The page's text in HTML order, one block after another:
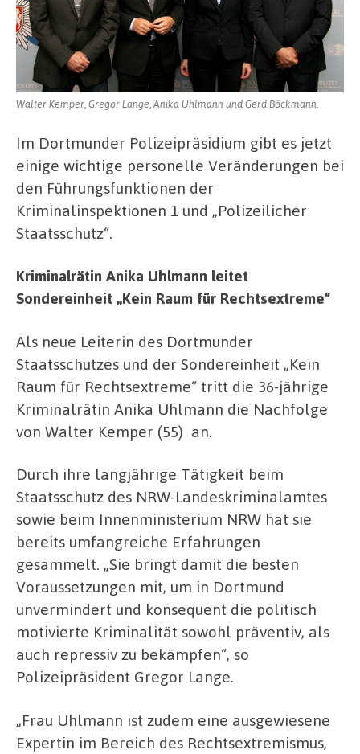
Walter Kemper, Gregor Lange, Anika Uhlmann und Gerd Böckmann.
Im Dortmunder Polizeipräsidium gibt es jetzt
einige wichtige personelle Veränderungen bei
den Führungsfunktionen der
Kriminalinspektionen 1 und „Polizeilicher
Staatsschutz“.
Kriminalrätin Anika Uhlmann leitet
Sondereinheit „Kein Raum für Rechtsextreme“
Als neue Leiterin des Dortmunder
Staatsschutzes und der Sondereinheit „Kein
Raum für Rechtsextreme“ tritt die 36-jährige
Kriminalrätin Anika Uhlmann die Nachfolge
von Walter Kemper (55) an.
Durch ihre langjährige Tätigkeit beim
Staatsschutz des NRW-Landeskriminalamtes
sowie beim Innenministerium NRW hat sie
bereits umfangreiche Erfahrungen
gesammelt. „Sie bringt damit die besten
Voraussetzungen mit, um in Dortmund
unvermindert und konsequent die politisch
motivierte Kriminalität sowohl präventiv, als
auch repressiv zu bekämpfen“, so
Polizeipräsident Gregor Lange.
„Frau Uhlmann ist zudem eine ausgewiesene
Expertin im Bereich des Rechtsextremismus,